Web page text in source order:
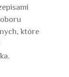
które